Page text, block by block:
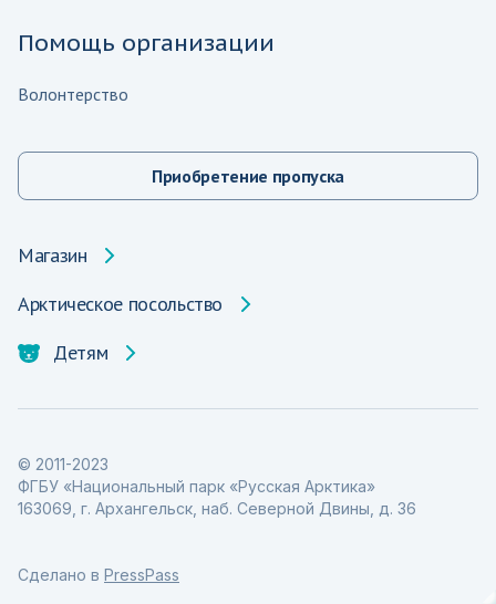
Помощь организации
Волонтерство
Приобретение пропуска
Магазин
Арктическое посольство
Детям
© 2011-2023
ФГБУ «Национальный парк «Русская Арктика»
163069, г. Архангельск, наб. Северной Двины, д. 36
Сделано в PressPass